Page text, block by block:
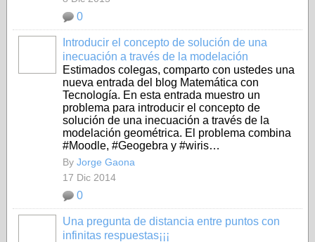
0
Introducir el concepto de solución de una
inecuación a través de la modelación
Estimados colegas, comparto con ustedes una
nueva entrada del blog Matemática con
Tecnología. En esta entrada muestro un
problema para introducir el concepto de
solución de una inecuación a través de la
modelación geométrica. El problema combina
#Moodle, #Geogebra y #wiris…
By Jorge Gaona
17 Dic 2014
0
Una pregunta de distancia entre puntos con
infinitas respuestas¡¡¡